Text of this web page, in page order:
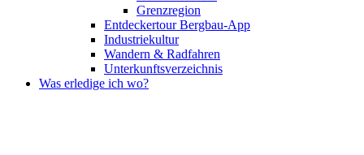
Grenzregion
Entdeckertour Bergbau-App
Industriekultur
Wandern & Radfahren
Unterkunftsverzeichnis
Was erledige ich wo?